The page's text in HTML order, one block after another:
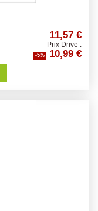
11,57 €
Prix Drive :
-5% 10,99 €